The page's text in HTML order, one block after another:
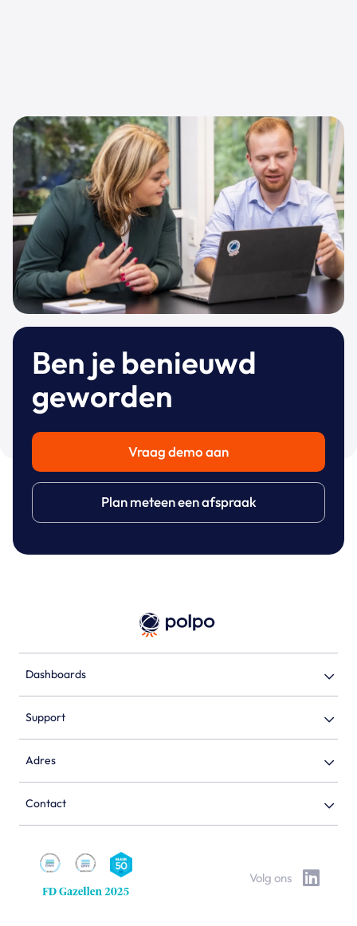
Ben je benieuwd
geworden
Vraag demo aan
Plan meteen een afspraak
Dashboards
Support
Adres
Contact
Volg ons